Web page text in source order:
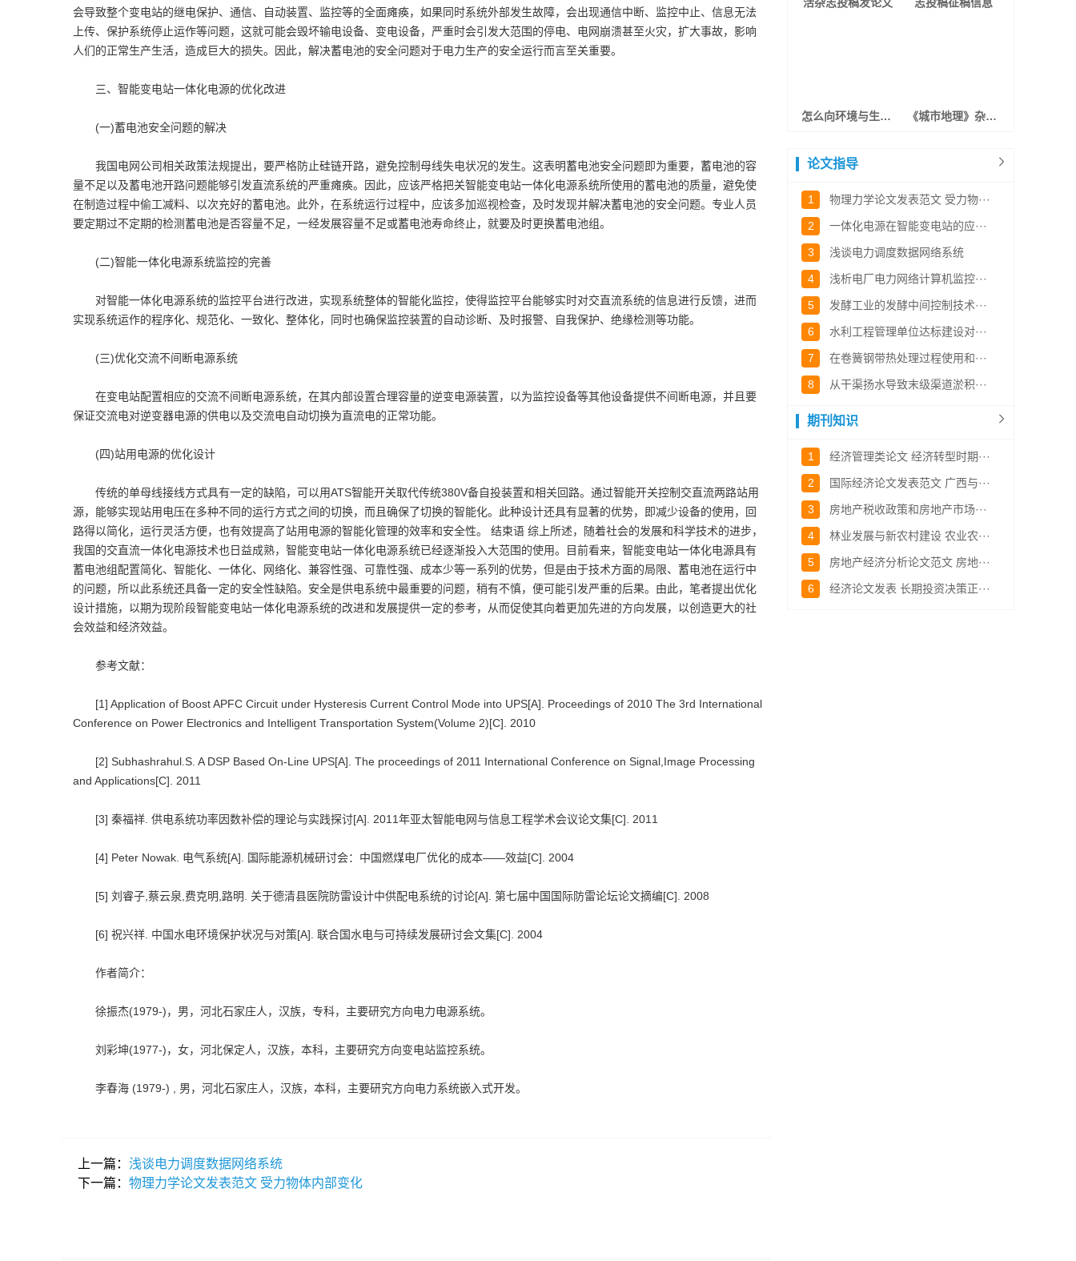
会导致整个变电站的继电保护、通信、自动装置、监控等的全面瘫痪，如果同时系统外部发生故障，会出现通信中断、监控中止、信息无法
上传、保护系统停止运作等问题，这就可能会毁坏输电设备、变电设备，严重时会引发大范围的停电、电网崩溃甚至火灾，扩大事故，影响
人们的正常生产生活，造成巨大的损失。因此，解决蓄电池的安全问题对于电力生产的安全运行而言至关重要。
三、智能变电站一体化电源的优化改进
(一)蓄电池安全问题的解决
我国电网公司相关政策法规提出，要严格防止硅链开路，避免控制母线失电状况的发生。这表明蓄电池安全问题即为重要，蓄电池的容
量不足以及蓄电池开路问题能够引发直流系统的严重瘫痪。因此，应该严格把关智能变电站一体化电源系统所使用的蓄电池的质量，避免使
在制造过程中偷工减料、以次充好的蓄电池。此外，在系统运行过程中，应该多加巡视检查，及时发现并解决蓄电池的安全问题。专业人员
要定期过不定期的检测蓄电池是否容量不足，一经发展容量不足或蓄电池寿命终止，就要及时更换蓄电池组。
(二)智能一体化电源系统监控的完善
对智能一体化电源系统的监控平台进行改进，实现系统整体的智能化监控，使得监控平台能够实时对交直流系统的信息进行反馈，进而
实现系统运作的程序化、规范化、一致化、整体化，同时也确保监控装置的自动诊断、及时报警、自我保护、绝缘检测等功能。
(三)优化交流不间断电源系统
在变电站配置相应的交流不间断电源系统，在其内部设置合理容量的逆变电源装置，以为监控设备等其他设备提供不间断电源，并且要
保证交流电对逆变器电源的供电以及交流电自动切换为直流电的正常功能。
(四)站用电源的优化设计
传统的单母线接线方式具有一定的缺陷，可以用ATS智能开关取代传统380V备自投装置和相关回路。通过智能开关控制交直流两路站用
源，能够实现站用电压在多种不同的运行方式之间的切换，而且确保了切换的智能化。此种设计还具有显著的优势，即减少设备的使用，回
路得以简化，运行灵活方便，也有效提高了站用电源的智能化管理的效率和安全性。 结束语 综上所述，随着社会的发展和科学技术的进步，
我国的交直流一体化电源技术也日益成熟，智能变电站一体化电源系统已经逐渐投入大范围的使用。目前看来，智能变电站一体化电源具有
蓄电池组配置简化、智能化、一体化、网络化、兼容性强、可靠性强、成本少等一系列的优势，但是由于技术方面的局限、蓄电池在运行中
的问题，所以此系统还具备一定的安全性缺陷。安全是供电系统中最重要的问题，稍有不慎，便可能引发严重的后果。由此，笔者提出优化
设计措施，以期为现阶段智能变电站一体化电源系统的改进和发展提供一定的参考，从而促使其向着更加先进的方向发展，以创造更大的社
会效益和经济效益。
参考文献：
[1] Application of Boost APFC Circuit under Hysteresis Current Control Mode into UPS[A]. Proceedings of 2010 The 3rd International
Conference on Power Electronics and Intelligent Transportation System(Volume 2)[C]. 2010
[2] Subhashrahul.S. A DSP Based On-Line UPS[A]. The proceedings of 2011 International Conference on Signal,Image Processing
and Applications[C]. 2011
[3] 秦福祥. 供电系统功率因数补偿的理论与实践探讨[A]. 2011年亚太智能电网与信息工程学术会议论文集[C]. 2011
[4] Peter Nowak. 电气系统[A]. 国际能源机械研讨会：中国燃煤电厂优化的成本——效益[C]. 2004
[5] 刘睿子,蔡云泉,费克明,路明. 关于德清县医院防雷设计中供配电系统的讨论[A]. 第七届中国国际防雷论坛论文摘编[C]. 2008
[6] 祝兴祥. 中国水电环境保护状况与对策[A]. 联合国水电与可持续发展研讨会文集[C]. 2004
作者简介：
徐振杰(1979-)，男，河北石家庄人，汉族，专科，主要研究方向电力电源系统。
刘彩坤(1977-)，女，河北保定人，汉族，本科，主要研究方向变电站监控系统。
李春海 (1979-) , 男，河北石家庄人，汉族，本科，主要研究方向电力系统嵌入式开发。
上一篇： 浅谈电力调度数据网络系统
下一篇： 物理力学论文发表范文 受力物体内部变化
怎么向环境与生活杂志投稿发论文 《城市地理》杂志投稿征稿信息
论文指导
1 物理力学论文发表范文 受力物···
2 一体化电源在智能变电站的应···
3 浅谈电力调度数据网络系统
4 浅析电厂电力网络计算机监控···
5 发酵工业的发酵中间控制技术···
6 水利工程管理单位达标建设对···
7 在卷簧钢带热处理过程使用和···
8 从干渠扬水导致末级渠道淤积···
期刊知识
1 经济管理类论文 经济转型时期···
2 国际经济论文发表范文 广西与···
3 房地产税收政策和房地产市场···
4 林业发展与新农村建设 农业农···
5 房地产经济分析论文范文 房地···
6 经济论文发表 长期投资决策正···